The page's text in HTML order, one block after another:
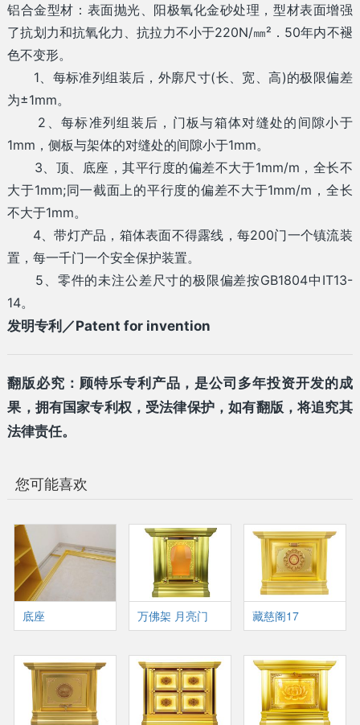
铝合金型材：表面抛光、阳极氧化金砂处理，型材表面增强
了抗划力和抗氧化力、抗拉力不小于220N/㎜²．50年内不褪
色不变形。
1、每标准列组装后，外廓尺寸(长、宽、高)的极限偏差
为±1mm。
2、每标准列组装后，门板与箱体对缝处的间隙小于
1mm，侧板与架体的对缝处的间隙小于1mm。
3、顶、底座，其平行度的偏差不大于1mm/m，全长不
大于1mm;同一截面上的平行度的偏差不大于1mm/m，全长
不大于1mm。
4、带灯产品，箱体表面不得露线，每200门一个镇流装
置，每一千门一个安全保护装置。
5、零件的未注公差尺寸的极限偏差按GB1804中IT13-
14。
发明专利／Patent for invention
翻版必究：顾特乐专利产品，是公司多年投资开发的成
果，拥有国家专利权，受法律保护，如有翻版，将追究其
法律责任。
您可能喜欢
底座 万佛架 月亮门 藏慈阁17